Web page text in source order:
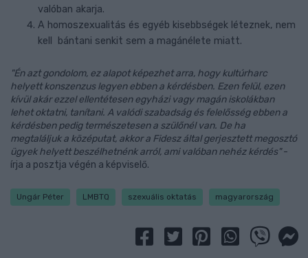
valóban akarja.
A homoszexualitás és egyéb kisebbségek léteznek, nem
kell bántani senkit sem a magánélete miatt.
"Én azt gondolom, ez alapot képezhet arra, hogy kultúrharc
helyett konszenzus legyen ebben a kérdésben. Ezen felül, ezen
kívül akár ezzel ellentétesen egyházi vagy magán iskolákban
lehet oktatni, tanítani. A valódi szabadság és felelősség ebben a
kérdésben pedig természetesen a szülőnél van. De ha
megtaláljuk a középutat, akkor a Fidesz által gerjesztett megosztó
ügyek helyett beszélhetnénk arról, ami valóban nehéz kérdés"-
írja a posztja végén a képviselő.
Ungár Péter LMBTQ szexuális oktatás magyarország